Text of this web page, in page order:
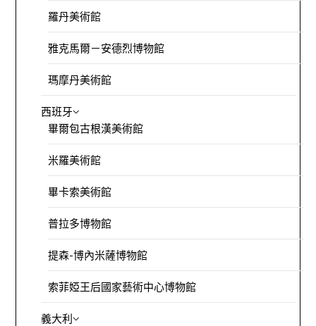
羅丹美術館
雅克馬爾－安德烈博物館
瑪摩丹美術館
西班牙
畢爾包古根漢美術館
米羅美術館
畢卡索美術館
普拉多博物館
提森-博內米薩博物館
索菲婭王后國家藝術中心博物館
義大利